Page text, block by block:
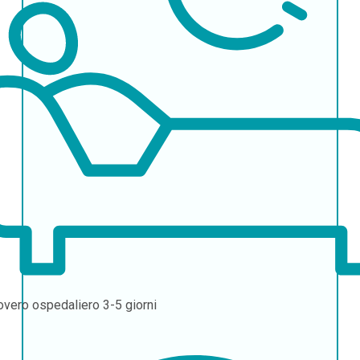
ospedaliero 3-5 giorni